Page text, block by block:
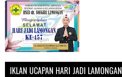
IKLAN UCAPAN HARI JADI LAMONGAN